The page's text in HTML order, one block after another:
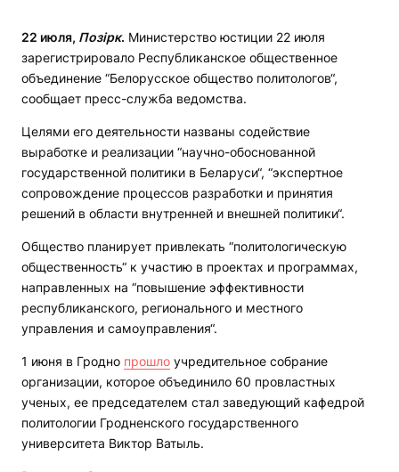
22 июля, Позірк. Министерство юстиции 22 июля
зарегистрировало Республиканское общественное
объединение “Белорусское общество политологов“,
сообщает пресс-служба ведомства.
Целями его деятельности названы содействие
выработке и реализации “научно-обоснованной
государственной политики в Беларуси“, “экспертное
сопровождение процессов разработки и принятия
решений в области внутренней и внешней политики“.
Общество планирует привлекать “политологическую
общественность“ к участию в проектах и программах,
направленных на “повышение эффективности
республиканского, регионального и местного
управления и самоуправления“.
1 июня в Гродно прошло учредительное собрание
организации, которое объединило 60 провластных
ученых, ее председателем стал заведующий кафедрой
политологии Гродненского государственного
университета Виктор Ватыль.